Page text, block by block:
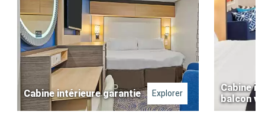
Cabine intérieure garantie Explorer
Cabine
balcon